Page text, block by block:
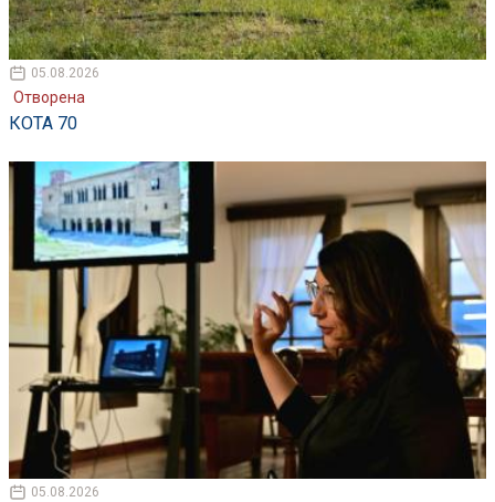
05.08.2026
Отворена
КОТА 70
05.08.2026